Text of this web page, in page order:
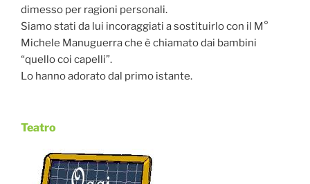
dimesso per ragioni personali.
Siamo stati da lui incoraggiati a sostituirlo con il M°
Michele Manuguerra che è chiamato dai bambini
“quello coi capelli”.
Lo hanno adorato dal primo istante.
Pubblicato
Teatro